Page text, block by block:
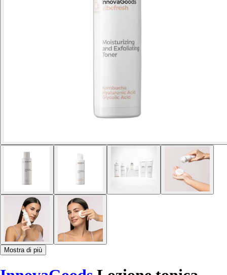
Mostra di più